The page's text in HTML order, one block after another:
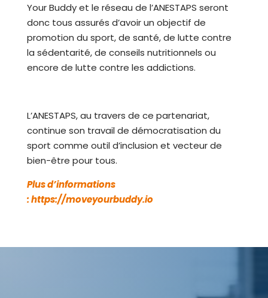
Your Buddy et le réseau de l’ANESTAPS seront
donc tous assurés d’avoir un objectif de
promotion du sport, de santé, de lutte contre
la sédentarité, de conseils nutritionnels ou
encore de lutte contre les addictions.
L’ANESTAPS, au travers de ce partenariat,
continue son travail de démocratisation du
sport comme outil d’inclusion et vecteur de
bien-être pour tous.
Plus d’informations
:https://moveyourbuddy.io